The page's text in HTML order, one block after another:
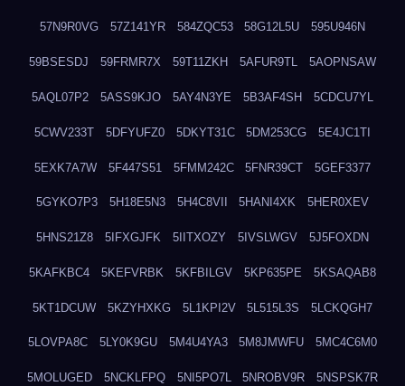
57N9R0VG 57Z141YR 584ZQC53 58G12L5U 595U946N
59BSESDJ 59FRMR7X 59T11ZKH 5AFUR9TL 5AOPNSAW
5AQL07P2 5ASS9KJO 5AY4N3YE 5B3AF4SH 5CDCU7YL
5CWV233T 5DFYUFZ0 5DKYT31C 5DM253CG 5E4JC1TI
5EXK7A7W 5F447S51 5FMM242C 5FNR39CT 5GEF3377
5GYKO7P3 5H18E5N3 5H4C8VII 5HANI4XK 5HER0XEV
5HNS21Z8 5IFXGJFK 5IITXOZY 5IVSLWGV 5J5FOXDN
5KAFKBC4 5KEFVRBK 5KFBILGV 5KP635PE 5KSAQAB8
5KT1DCUW 5KZYHXKG 5L1KPI2V 5L515L3S 5LCKQGH7
5LOVPA8C 5LY0K9GU 5M4U4YA3 5M8JMWFU 5MC4C6M0
5MOLUGED 5NCKLFPQ 5NI5PO7L 5NROBV9R 5NSPSK7R